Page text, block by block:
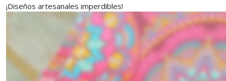
¡Diseños artesanales imperdibles!